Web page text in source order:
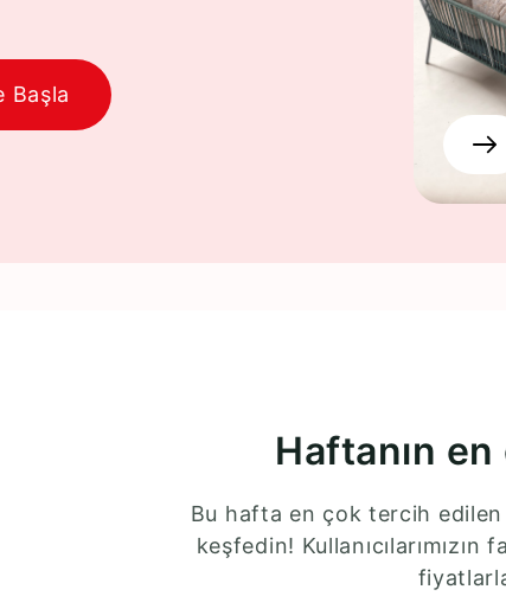
Başla
Haftanın
Bu hafta en çok tercih edilen
keşfedin!